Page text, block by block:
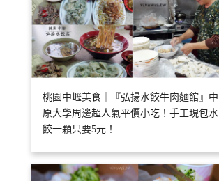
桃園中壢美食｜『弘揚水餃牛肉麵館』中
原大學周邊超人氣平價小吃！手工現包水
餃一顆只要5元！